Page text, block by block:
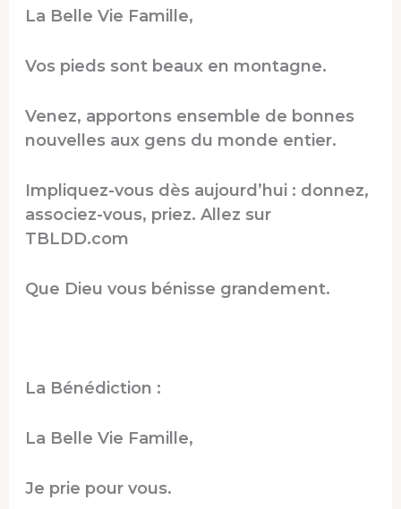
La Belle Vie Famille,
Vos pieds sont beaux en montagne.
Venez, apportons ensemble de bonnes
nouvelles aux gens du monde entier.
Impliquez-vous dès aujourd’hui : donnez,
associez-vous, priez. Allez sur
TBLDD.com
Que Dieu vous bénisse grandement.
La Bénédiction :
La Belle Vie Famille,
Je prie pour vous.